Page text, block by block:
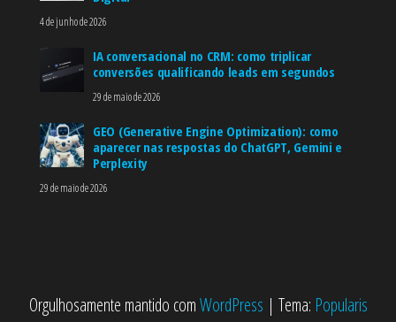
4 de junho de 2026
IA conversacional no CRM: como triplicar
conversões qualificando leads em segundos
29 de maio de 2026
GEO (Generative Engine Optimization): como
aparecer nas respostas do ChatGPT, Gemini e
Perplexity
29 de maio de 2026
Orgulhosamente mantido comWordPress | Tema: Popularis